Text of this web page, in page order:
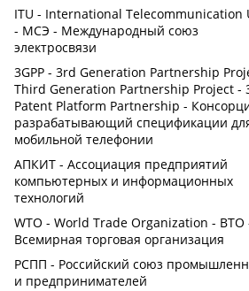
ITU - International Telecommunication
- МСЭ - Международный союз
электросвязи
3GPP - 3rd Generation Partnership
Third Generation Partnership Project -
Patent Platform Partnership -
разрабатывающий спецификации
мобильной телефонии
АПКИТ - Ассоциация предприятий
компьютерных и информационных
технологий
WTO - World Trade Organization - ВТО
Всемирная торговая организация
РСПП - Российский союз
и предпринимателей